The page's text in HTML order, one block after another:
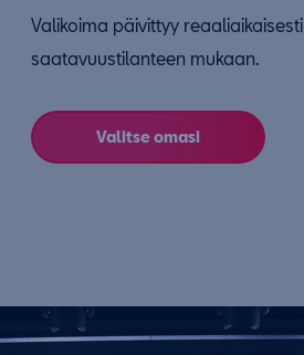
Valikoima päivittyy reaaliaikaisesti
saatavuustilanteen mukaan.
Valitse omasi